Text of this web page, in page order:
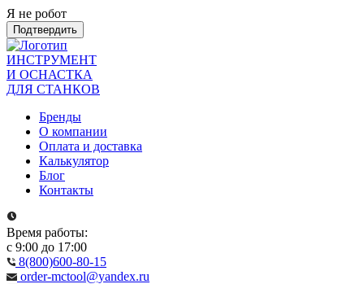
Я не робот
Подтвердить
ИНСТРУМЕНТ
И ОСНАСТКА
ДЛЯ СТАНКОВ
Бренды
О компании
Оплата и доставка
Калькулятор
Блог
Контакты
Время работы:
с 9:00 до 17:00
8(800)600-80-15
order-mctool@yandex.ru